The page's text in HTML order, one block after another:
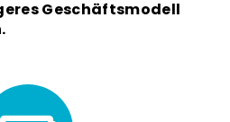
Geschäftsmodell